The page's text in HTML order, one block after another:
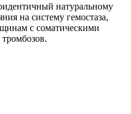
натуральному
на систему гемостаза,
с соматическими